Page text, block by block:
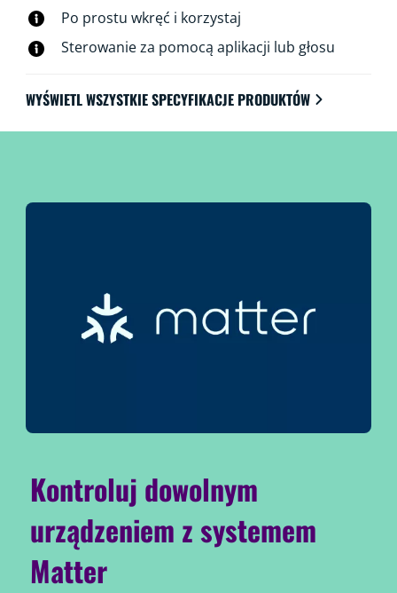
można sterować za pośrednictwem sieci Wi-Fi,
korzystając z aplikacji WiZ, pilota WiZ lub głosu.
Po prostu wkręć i korzystaj
Sterowanie za pomocą aplikacji lub głosu
WYŚWIETL WSZYSTKIE SPECYFIKACJE PRODUKTÓW
Kontroluj dowolnym
urządzeniem z systemem
Matter